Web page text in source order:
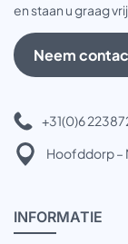
en staan u graag
Neem
+31(0)6
Hoofddorp –
INFORMATIE